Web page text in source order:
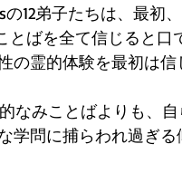
12弟子たちは、最初
とばを全て信じると口
の霊的体験を最初は信
なみことばよりも、
学問に捕らわれ過ぎる